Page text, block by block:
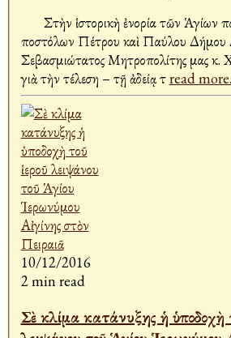
Στὴν ἱστορικὴ ἐνορία τῶν Ἁγίων
Ἀποστόλων Πέτρου καὶ Παύλου Δήμου
Σεβασμιώτατος Μητροπολίτης μας κ.
γιὰ τὴν τέλεση – τῇ ἀδείᾳ τread
10/12/2016
2 min read
Σὲ κλίμα κατάνυξης ἡ ὑποδοχὴ